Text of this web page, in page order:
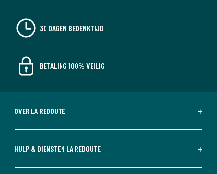
30 DAGEN BEDENKTIJD
BETALING 100% VEILIG
OVER LA REDOUTE
HULP & DIENSTEN LA REDOUTE